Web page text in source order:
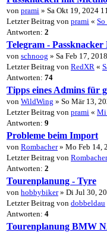
von prami » Sa Okt 19, 2024
Letzter Beitrag von prami «
Antworten: 2
Telegram -
von schnoog » Sa Feb 17,
Letzter Beitrag von RedXR «
Antworten: 74
Tipps eines Admins für
von WildWing » So Mär 13,
Letzter Beitrag von prami « Mi
Antworten: 9
Probleme beim Import
von Rombacher» Mo Feb 14,
Letzter Beitrag von Rombacher
Antworten: 2
Tourenplanung - Tyre
von hobbybiker» Di Jul 30,
Letzter Beitrag von dobbeldau
Antworten: 4
Tourenplanung BMW